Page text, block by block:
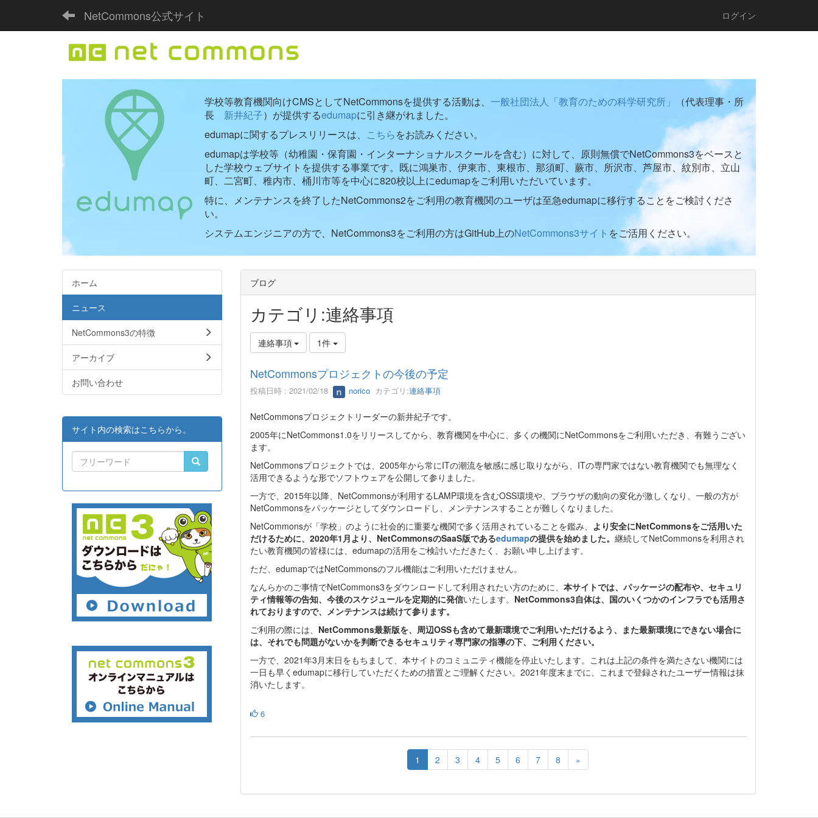
NetCommons公式サイト ログイン
学校等教育機関向けCMSとしてNetCommonsを提供する活動は、 一般社団法人「教育のための科学研究所」
（代表理事・所
長 新井紀子）が提供するedumapに引き継がれました。
edumapに関するプレスリリースは、 こちらをお読みください。
edumapは学校等（幼稚園・保育園・インターナショナルスクールを含む）に対して、原則無償でNetCommons3をベースと
した学校ウェブサイトを提供する事業です。既に鴻巣市、伊東市、東根市、那須町、蕨市、所沢市、芦屋市、紋別市、立山
町、二宮町、稚内市、桶川市等を中心に820校以上にedumapをご利用いただいています。
特に、メンテナンスを終了したNetCommons2をご利用の教育機関のユーザは至急edumapに移行することをご検討くださ
い。
システムエンジニアの方で、NetCommons3をご利用の方はGitHub上のNetCommons3サイト をご活用ください。
ブログ
カテゴリ:連絡事項
連絡事項 1件
NetCommonsプロジェクトの今後の予定
投稿日時 : 2021/02/18 noricoカテゴリ:連絡事項
NetCommonsプロジェクトリーダーの新井紀子です。
2005年にNetCommons1.0をリリースしてから、教育機関を中心に、多くの機関にNetCommonsをご利用いただき、有難うござい
ます。
NetCommonsプロジェクトでは、2005年から常にITの潮流を敏感に感じ取りながら、ITの専門家ではない教育機関でも無理なく
活用できるような形でソフトウェアを公開して参りました。
一方で、2015年以降、NetCommonsが利用するLAMP環境を含むOSS環境や、ブラウザの動向の変化が激しくなり、一般の方が
NetCommonsをパッケージとしてダウンロードし、メンテナンスすることが難しくなりました。
NetCommonsが「学校」のように社会的に重要な機関で多く活用されていることを鑑み、
より安全にNetCommonsをご活用いた
だけるために、2020年1月より、NetCommonsのSaaS版であるedumapの提供を始めました。 継続してNetCommonsを利用され
たい教育機関の皆様には、edumapの活用をご検討いただきたく、お願い申し上げます。
ただ、edumapではNetCommonsのフル機能はご利用いただけません。
なんらかのご事情でNetCommons3をダウンロードして利用されたい方のために、 本サイトでは、パッケージの配布や、セキュリ
ティ情報等の告知、今後のスケジュールを定期的に発信いたします。 NetCommons3自体は、国のいくつかのインフラでも活用さ
れておりますので、メンテナンスは続けて参ります。
ご利用の際には、 NetCommons最新版を、周辺OSSも含めて最新環境でご利用いただけるよう、また最新環境にできない場合に
は、それでも問題がないかを判断できるセキュリティ専門家の指導の下、ご利用ください。
一方で、2021年3月末日をもちまして、本サイトのコミュニティ機能を停止いたします。これは上記の条件を満たさない機関には
一日も早くedumapに移行していただくための措置とご理解ください。2021年度末までに、これまで登録されたユーザー情報は抹
消いたします。
6
1 2 3 4 5 6 7 8 »
ホーム
ニュース
NetCommons3の特徴
アーカイブ
お問い合わせ
サイト内の検索はこちらから。